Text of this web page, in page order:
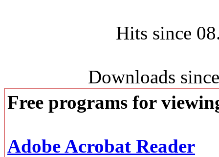
Hits since
Downloads
Free programs for
Adobe Acrobat Reader